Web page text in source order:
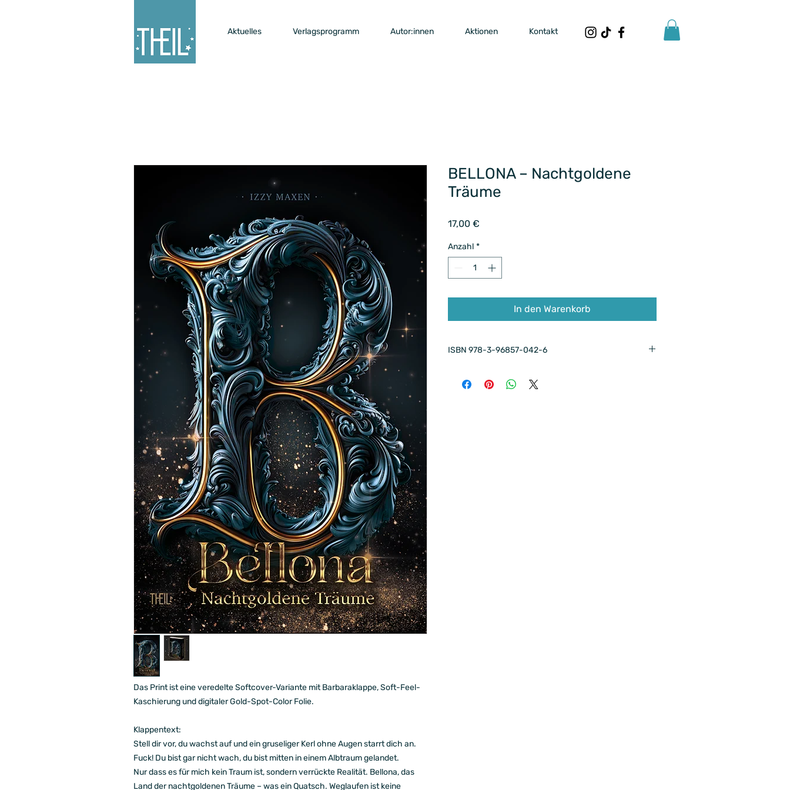
Aktuelles Verlagsprogramm Autor:innen Aktionen Kontakt
Das Print ist eine veredelte Softcover-Variante mit Barbaraklappe, Soft-Feel-
Kaschierung und digitaler Gold-Spot-Color Folie.
Klappentext:
Stell dir vor, du wachst auf und ein gruseliger Kerl ohne Augen starrt dich an.
Fuck! Du bist gar nicht wach, du bist mitten in einem Albtraum gelandet.
Nur dass es für mich kein Traum ist, sondern verrückte Realität. Bellona, das
Land der nachtgoldenen Träume – was ein Quatsch. Weglaufen ist keine
BELLONA – Nachtgoldene
Träume
17,00 €
Anzahl *
In den Warenkorb
ISBN 978-3-96857-042-6